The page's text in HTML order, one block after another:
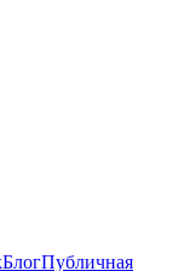
БлогПубличная